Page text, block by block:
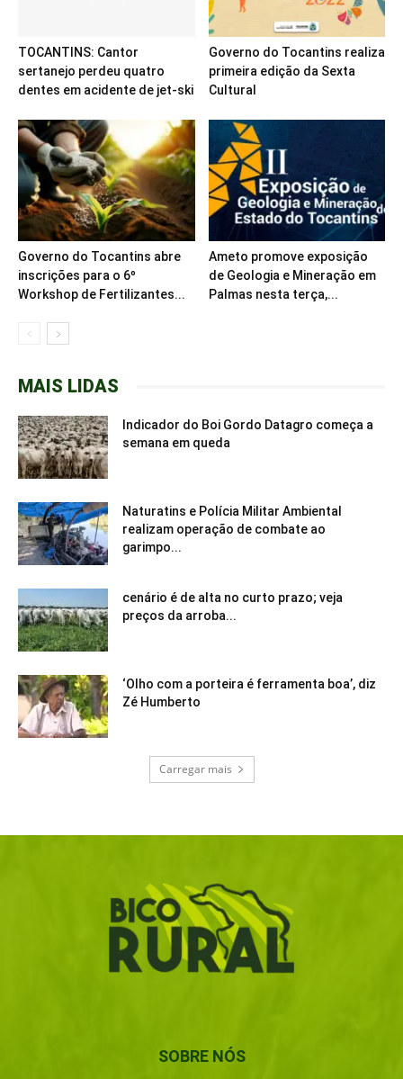
TOCANTINS: Cantor
sertanejo perdeu quatro
dentes em acidente de jet-ski
Governo do Tocantins realiza
primeira edição da Sexta
Cultural
Governo do Tocantins abre
inscrições para o 6º
Workshop de Fertilizantes...
Ameto promove exposição
de Geologia e Mineração em
Palmas nesta terça,...
MAIS LIDAS
Indicador do Boi Gordo Datagro começa a
semana em queda
Naturatins e Polícia Militar Ambiental
realizam operação de combate ao
garimpo...
cenário é de alta no curto prazo; veja
preços da arroba...
‘Olho com a porteira é ferramenta boa’, diz
Zé Humberto
Carregar mais
SOBRE NÓS